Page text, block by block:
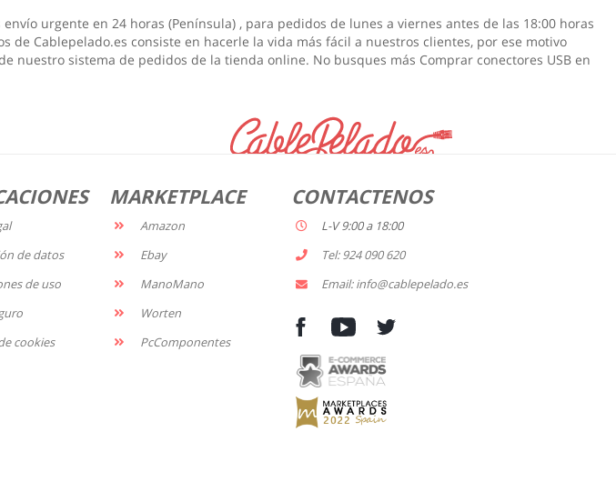
urgente en 24 horas (Península) , para pedidos de lunes a viernes antes de las 18:00 horas
Cablepelado.es consiste en hacerle la vida más fácil a nuestros clientes, por ese motivo
nuestro sistema de pedidos de la tienda online. No busques más Comprar conectores USB en
de datos
de uso
cookies
MARKETPLACE
Amazon
Ebay
ManoMano
Worten
PcComponentes
CONTACTENOS
L-V 9:00 a 18:00
Tel: 924 090 620
Email: info@cablepelado.es